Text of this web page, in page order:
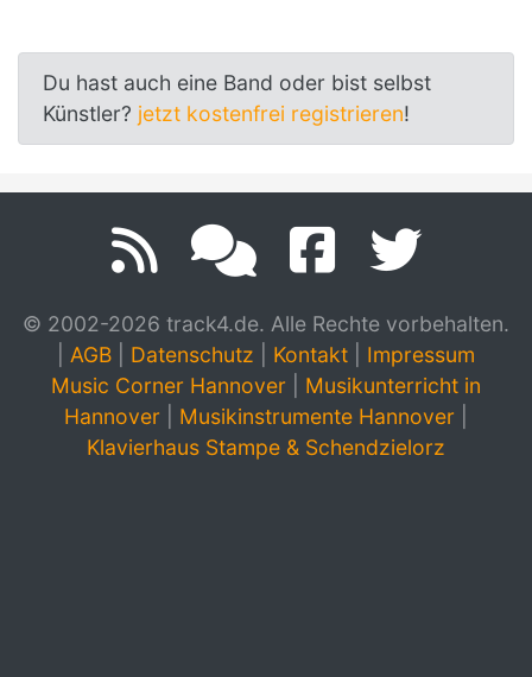
Du hast auch eine Band oder bist selbst
Künstler? jetzt kostenfrei registrieren!
© 2002-2026 track4.de. Alle Rechte vorbehalten.
AGB Datenschutz Kontakt
Impressum
Music Corner Hannover
Musikunterricht in
Hannover
Musikinstrumente Hannover
Klavierhaus Stampe & Schendzielorz